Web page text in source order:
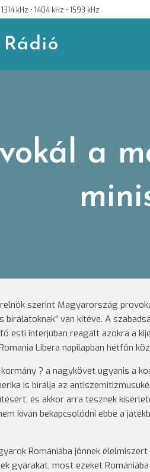
kHz • 1404 kHz • 1593 kHz
a
szerint Magyarország
bírálatoknak” van kitéve. A
esti interjúban reagált azokra a
Libera napilapban hétfőn
? a nagykövet ugyanis a
is bírálja az
és akkor arra tesznek
kíván bekapcsolódni ebbe a
Romániába jönnek
gyárakat, most ezeket